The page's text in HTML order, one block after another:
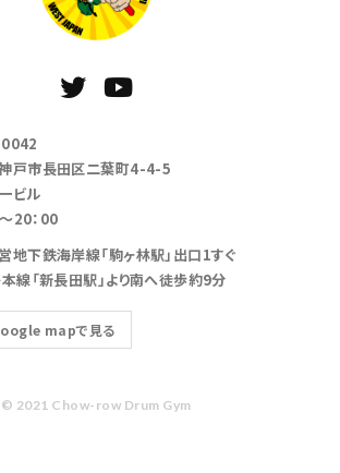
戸市長田区二葉町4-4-5
ビル
20：00
地下鉄海岸線「駒ヶ林駅」出口1すぐ
線「新長田駅」より南へ徒歩約9分
mapで見る
© 2021 Chow-row Drum Gym